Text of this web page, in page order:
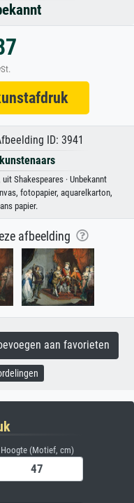
ID: 3941
Shakespeares · Unbekannt
fotopapier, aquarelkarton,
papier.
afbeelding
aan favorieten
Hoogte (Motief, cm)